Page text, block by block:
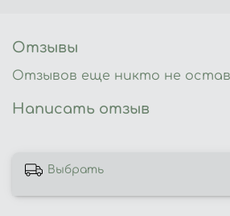
Отзывы
Отзывов еще никто не
Написать отзыв
Выбрать